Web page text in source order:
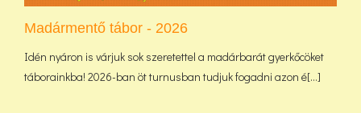
Madármentő tábor - 2026
Idén nyáron is várjuk sok szeretettel a madárbarát gyerkőcöket
táborainkba! 2026-ban öt turnusban tudjuk fogadni azon é[...]